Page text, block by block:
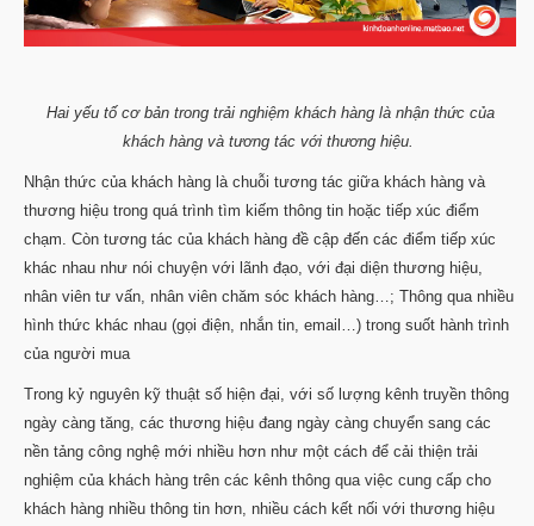
Hai yếu tố cơ bản trong trải nghiệm khách hàng là nhận thức của
khách hàng và tương tác với thương hiệu.
Nhận thức của khách hàng là chuỗi tương tác giữa khách hàng và
thương hiệu trong quá trình tìm kiếm thông tin hoặc tiếp xúc điểm
chạm. Còn tương tác của khách hàng đề cập đến các điểm tiếp xúc
khác nhau như nói chuyện với lãnh đạo, với đại diện thương hiệu,
nhân viên tư vấn, nhân viên chăm sóc khách hàng…; Thông qua nhiều
hình thức khác nhau (gọi điện, nhắn tin, email…) trong suốt hành trình
của người mua
Trong kỷ nguyên kỹ thuật số hiện đại, với số lượng kênh truyền thông
ngày càng tăng, các thương hiệu đang ngày càng chuyển sang các
nền tảng công nghệ mới nhiều hơn như một cách để cải thiện trải
nghiệm của khách hàng trên các kênh thông qua việc cung cấp cho
khách hàng nhiều thông tin hơn, nhiều cách kết nối với thương hiệu